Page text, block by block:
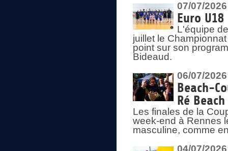
07/07/2026
Euro
L'équipe
juillet le
point sur son
Bideaud.
06/07/2026
Beach-
Ré
Les finales de la
week-end à Rennes
masculine, comme
04/07/2026